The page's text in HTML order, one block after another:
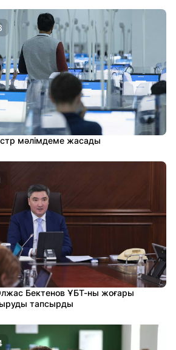
мәлімдеме жасады
Бектенов ҰБТ-ны жоғары
тапсырды